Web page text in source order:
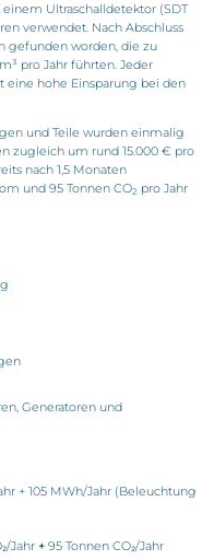
Ultraschalldetektor (SDT
verwendet. Nach Abschluss
gefunden worden, die zu
pro Jahr führten. Jeder
hohe Einsparung bei den
und Teile wurden einmalig
zugleich um rund 15.000 € pro
nach 1,5 Monaten
und 95 Tonnen CO2 pro Jahr
Generatoren und
+ 105 MWh/Jahr (Beleuchtung
Jahr+ 95 Tonnen CO₂/Jahr